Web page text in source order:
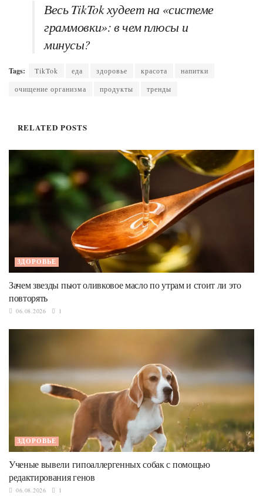
Весь TikTok худеет на «системе
граммовки»: в чем плюсы и
минусы?
Tags: TikTok еда здоровье красота
напитки
очищение организма
продукты тренды
RELATED POSTS
ЗДОРОВЬЕ
Зачем звезды пьют оливковое масло по утрам и стоит ли это
повторять
06.08.2026 1
ЗДОРОВЬЕ
Ученые вывели гипоаллергенных собак с помощью
редактирования генов
06.08.2026 1